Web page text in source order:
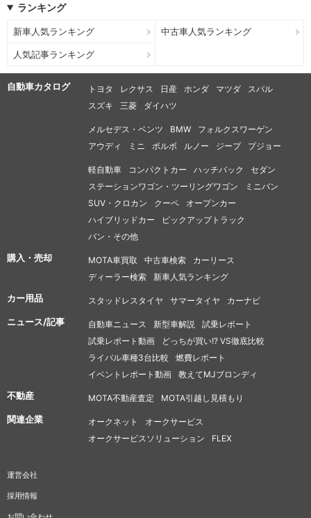
ランキング
新車人気ランキング 中古車人気ランキング
人気記事ランキング
自動車カタログ トヨタ レクサス 日産 ホンダ マツダ
スバル
スズキ
三菱 ダイハツ
メルセデス・ベンツ BMW
フォルクスワーゲン
アウディ
ミニ ボルボ ルノー ジープ プジョー
軽自動車 コンパクトカー ハッチバック
セダン
ステーションワゴン・ツーリングワゴン
ミニバン
SUV・クロカン
クーペ
オープンカー
ハイブリッドカー
ピックアップトラック
バン・その他
購入・売却 MOTA車買取 中古車検索
カーリース
ディーラー検索
新車人気ランキング
カー用品 スタッドレスタイヤ サマータイヤ カーナビ
ニュース/記事 自動車ニュース 新型車解説
試乗レポート
試乗レポート動画
どっちが買い!? VS徹底比較
ライバル車種3台比較
燃費レポート
イベントレポート動画
教えてMJブロンディ
不動産 MOTA不動産査定 MOTA引越し見積もり
関連企業 オークネット
オークサービス
オークサービスソリューション
FLEX
運営会社
採用情報